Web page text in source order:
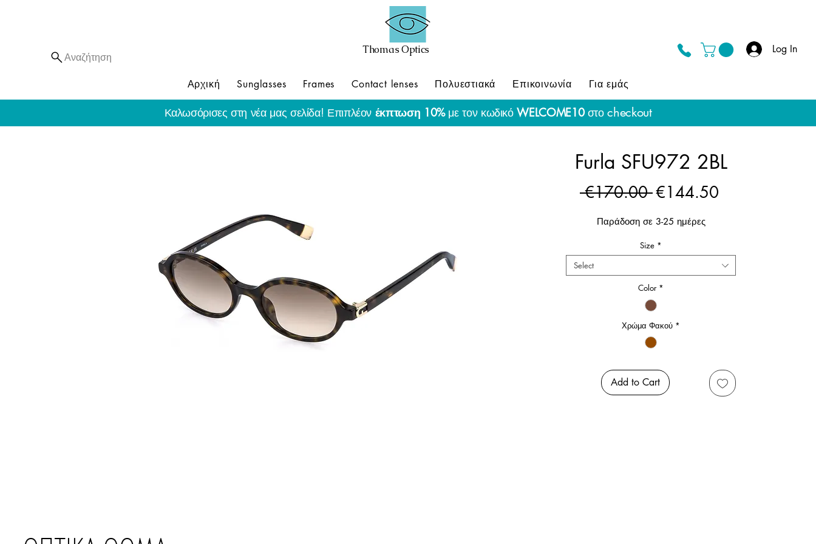
Αναζήτηση
Thomas Optics Log In
Αρχική Sunglasses Frames Contact lenses Πολυεστιακά Επικοινωνία Για εμάς
Καλωσόρισες στη νέα μας σελίδα! Επιπλέον έκπτωση 10%με τον κωδικόWELCOME10στοcheckout
Furla SFU972 2BL
€170.00 Regular
€144.50
Παράδοση σε 3-25 ημέρες
Size *
Select
Color *
Χρώμα Φακού *
Add to Cart